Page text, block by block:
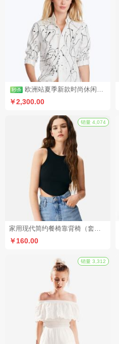
欧洲站夏季新款时尚休闲短裤热裤女裤运动家具纯棉韩版宽松百搭裤（秒杀活动2）
￥2,300.00
家用现代简约餐椅靠背椅（套装1）
￥160.00